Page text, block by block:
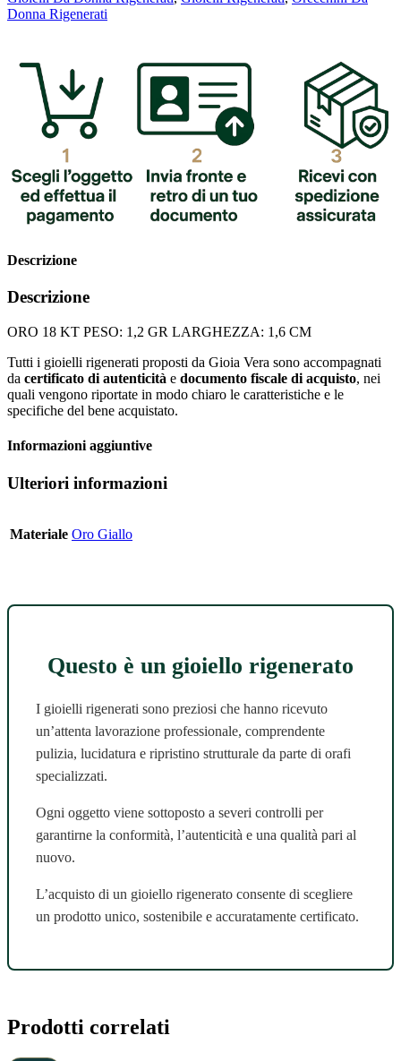
Donna Rigenerati
Descrizione
Descrizione
ORO 18 KT PESO: 1,2 GR LARGHEZZA: 1,6 CM
Tutti i gioielli rigenerati proposti da Gioia Vera sono accompagnati
da certificato di autenticità e documento fiscale di acquisto, nei
quali vengono riportate in modo chiaro le caratteristiche e le
specifiche del bene acquistato.
Informazioni aggiuntive
Ulteriori informazioni
Materiale Oro Giallo
Questo è un gioiello rigenerato
I gioielli rigenerati sono preziosi che hanno ricevuto
un’attenta lavorazione professionale, comprendente
pulizia, lucidatura e ripristino strutturale da parte di orafi
specializzati.
Ogni oggetto viene sottoposto a severi controlli per
garantirne la conformità, l’autenticità e una qualità pari al
nuovo.
L’acquisto di un gioiello rigenerato consente di scegliere
un prodotto unico, sostenibile e accuratamente certificato.
Prodotti correlati